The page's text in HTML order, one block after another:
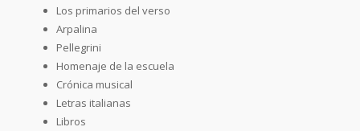
Los primarios del verso
Arpalina
Pellegrini
Homenaje de la escuela
Crónica musical
Letras italianas
Libros